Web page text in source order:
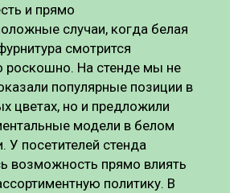
и прямо
случаи, когда белая
смотрится
роскошно. На стенде мы не
популярные позиции в
цветах, но и предложили
модели в белом
У посетителей стенда
возможность прямо влиять
политику. В